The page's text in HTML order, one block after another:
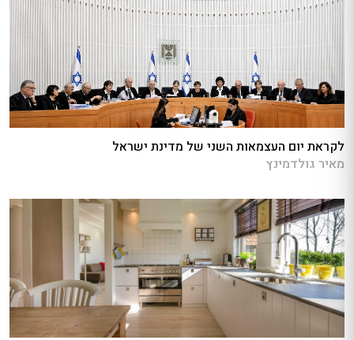
לקראת יום העצמאות השני של מדינת ישראל
מאיר גולדמינץ